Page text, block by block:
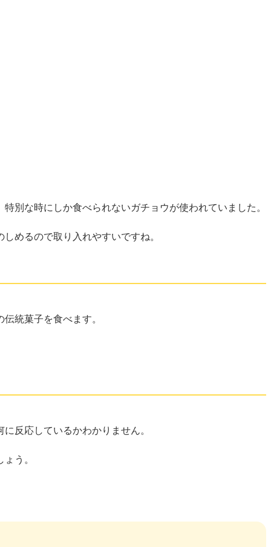
別な時にしか食べられないガチョウが使われていました。
めるので取り入れやすいですね。
統菓子を食べます。
反応しているかわかりません。
う。